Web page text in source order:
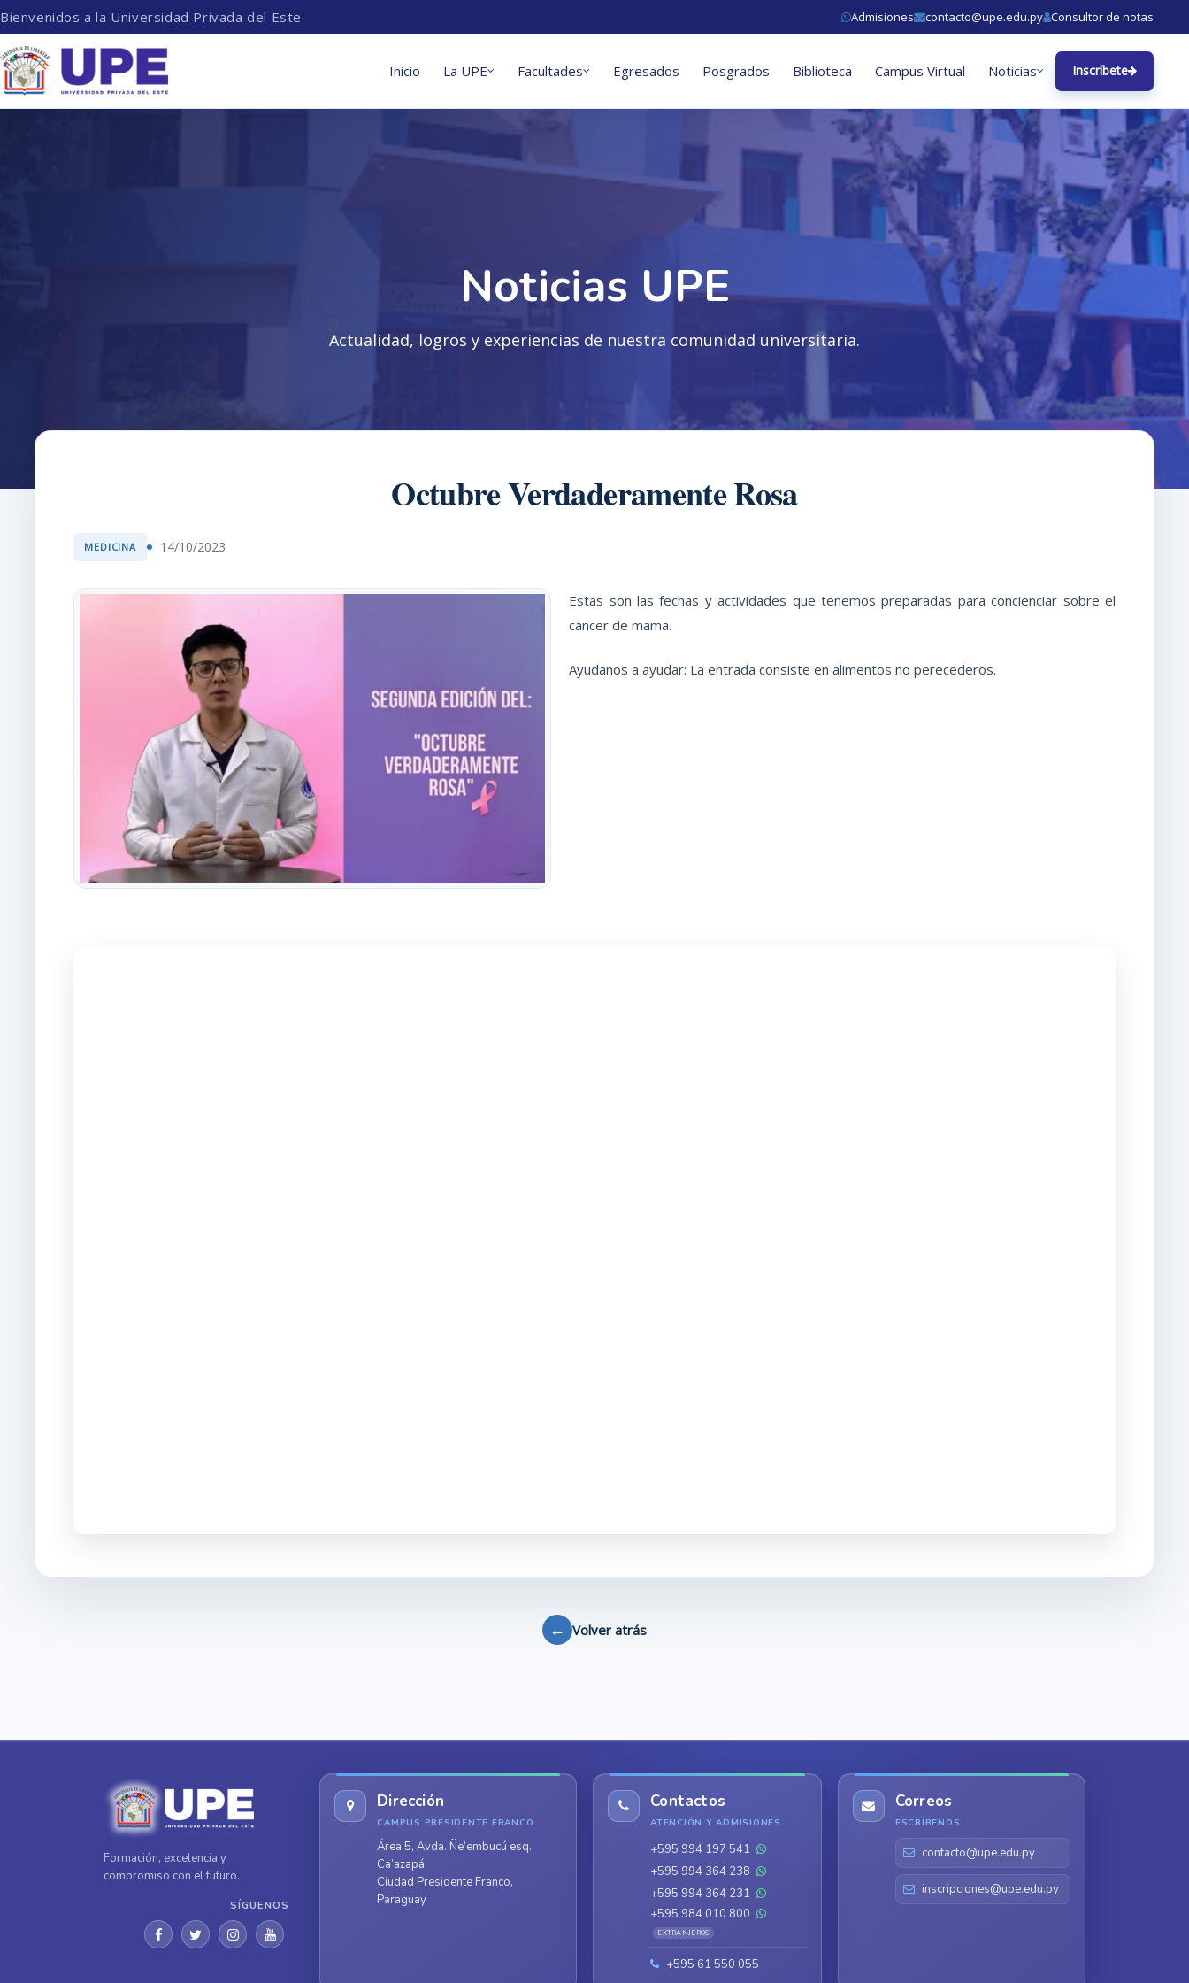
Bienvenidos a la Universidad Privada del Este Admisiones contacto@upe.edu.py Consultor de notas
Inicio La UPE Facultades Egresados Posgrados Biblioteca Campus Virtual Noticias Inscríbete
Noticias UPE
Actualidad, logros y experiencias de nuestra comunidad universitaria.
Octubre Verdaderamente Rosa
MEDICINA 14/10/2023
Estas son las fechas y actividades que tenemos preparadas para concienciar sobre el
cáncer de mama.
Ayudanos a ayudar: La entrada consiste en alimentos no perecederos.
← Volver atrás
Formación, excelencia y
compromiso con el futuro.
SÍGUENOS
Dirección
CAMPUS PRESIDENTE FRANCO
Área 5, Avda. Ñe’embucú esq.
Ca’azapá
Ciudad Presidente Franco,
Paraguay
Contactos
ATENCIÓN Y ADMISIONES
+595 994 197 541
+595 994 364 238
+595 994 364 231
+595 984 010 800
EXTRANJEROS
+595 61 550 055
Correos
ESCRÍBENOS
contacto@upe.edu.py
inscripciones@upe.edu.py